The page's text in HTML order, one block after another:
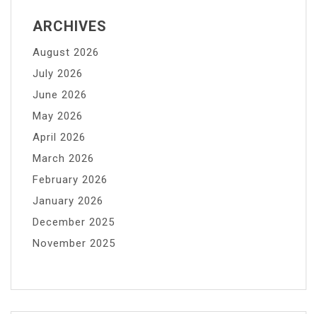
ARCHIVES
August 2026
July 2026
June 2026
May 2026
April 2026
March 2026
February 2026
January 2026
December 2025
November 2025